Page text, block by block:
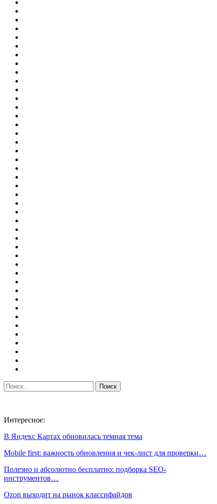
Интересное:
В Яндекс Картах обновилась темная тема
Mobile first: важность обновления и чек-лист для проверки…
Полезно и абсолютно бесплатно: подборка SEO-
инструментов…
Ozon выходит на рынок классифайдов